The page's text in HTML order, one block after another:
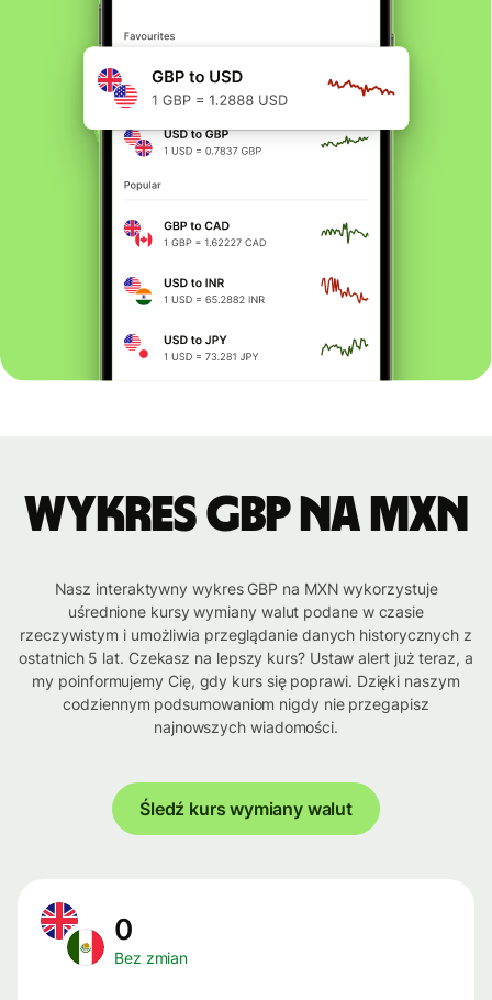
Wykres GBP na MXN
Nasz interaktywny wykres GBP na MXN wykorzystuje
uśrednione kursy wymiany walut podane w czasie
rzeczywistym i umożliwia przeglądanie danych historycznych z
ostatnich 5 lat. Czekasz na lepszy kurs? Ustaw alert już teraz, a
my poinformujemy Cię, gdy kurs się poprawi. Dzięki naszym
codziennym podsumowaniom nigdy nie przegapisz
najnowszych wiadomości.
Śledź kurs wymiany walut
0
Bez zmian